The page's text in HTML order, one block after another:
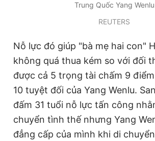
Hotline
0906 645 777
Liên hệ
0908 780
Đặt báo Quảng cáo RSS Tòa soạn
Tổng biên tập: Nguyễn Ngọc Toàn
Phó tổng biên tập thường trực: Hải Thành
Phó tổng biên tập: Lâm Hiếu Dũng
Trung Quốc Yang Wenlu
REUTERS
Nỗ lực đó giúp "bà mẹ hai con"
không quá thua kém so với đối
được cả 5 trọng tài chấm 9
10 tuyệt đối của Yang Wenlu.
đấm 31 tuổi nỗ lực tấn công
chuyển tình thế nhưng Yang
đẳng cấp của mình khi di